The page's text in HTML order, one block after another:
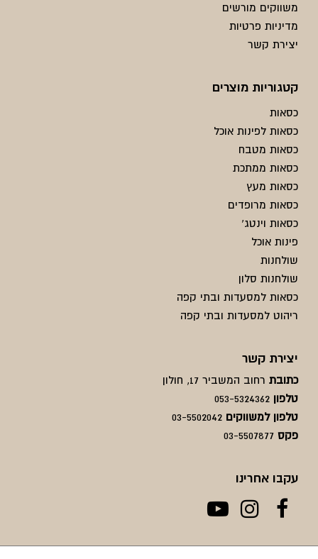
משווקים מורשים
מדיניות פרטיות
יצירת קשר
קטגוריות מוצרים
כסאות
כסאות לפינות אוכל
כסאות מטבח
כסאות ממתכת
כסאות מעץ
כסאות מרופדים
כסאות וינטג'
פינות אוכל
שולחנות
שולחנות סלון
כסאות למסעדות ובתי קפה
ריהוט למסעדות ובתי קפה
יצירת קשר
כתובת רחוב המשביר 17, חולון
טלפון 053-5324362
טלפון למשווקים 03-5502042
פקס 03-5507877
עקבו אחרינו